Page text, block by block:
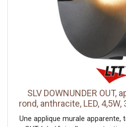
Profondeur d’encastrement:
aux chocs: IK08, Résistance
nominale primaire: 220-240V
tension secondaire: 500 mA,
40 °C, Classe d'efficacité
Durée de vie: 50000 h, Nombre
64 St., Hauteur du courant
d'appel: 200 µs, Température
lumineuse): 60 °C,
SLV DOWNUNDER OUT,
rond, anthracite, LED,
Luminaires
Une applique murale apparente,